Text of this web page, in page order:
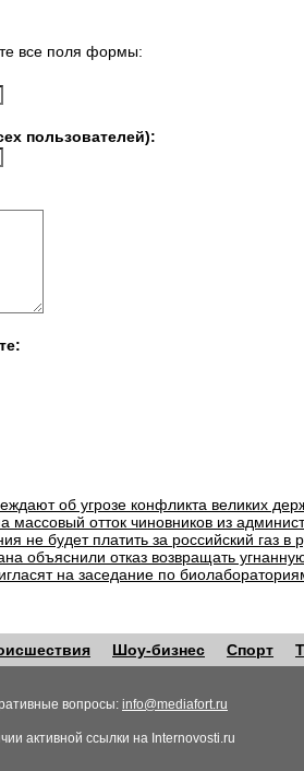
все поля формы:
пользователей):
об угрозе конфликта великих
массовый отток чиновников из
не будет платить за российский газ в
объяснили отказ возвращать
на заседание по
Шоу-бизнес Спорт
вопросы: info@mediafort.ru
активной ссылки на Internovosti.ru